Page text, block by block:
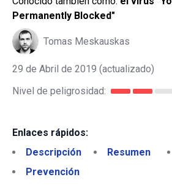
Permanently Blocked"
Tomas Meskauskas
29 de Abril de 2019 (actualizado)
Nivel de peligrosidad:
Enlaces rápidos:
Descripción
Resumen
Prevención